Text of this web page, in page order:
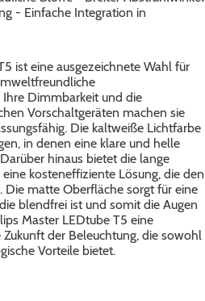
- Einfache Integration in
ist eine ausgezeichnete Wahl für
Ihre Dimmbarkeit und die
Vorschaltgeräten machen sie
Die kaltweiße Lichtfarbe
in denen eine klare und helle
hinaus bietet die lange
kosteneffiziente Lösung, die den
matte Oberfläche sorgt für eine
blendfrei ist und somit die Augen
Master LEDtube T5 eine
der Beleuchtung, die sowohl
Vorteile bietet.